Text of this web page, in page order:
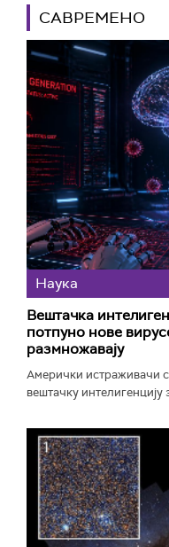
САВРЕМЕНО
Наука
Вештачка
потпуно нове
размножавају
Амерички истраживачи
вештачку интелигенцију